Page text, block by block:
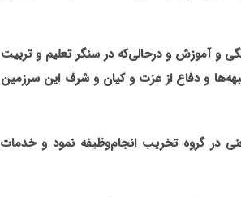
و آموزش و درحالی‌که در سنگر تعلیم و تربیت
و دفاع از عزت و کیان و شرف این سرزمین
گروه تخریب انجام‌وظیفه نمود و خدمات